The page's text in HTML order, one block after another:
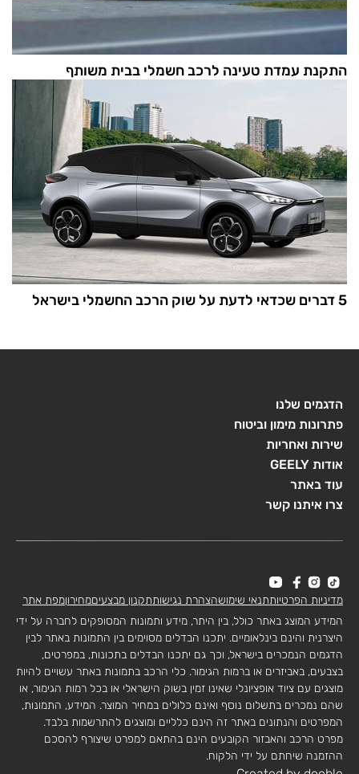
התקנת עמדת טעינה לרכב חשמלי בבית משותף
5 דברים שכדאי לדעת על שוק הרכב החשמלי בישראל
הדגמים שלנו
פתרונות מימון וביטוח
שירות ואחריות
אודות GEELY
עוד באתר
צרו איתנו קשר
מדיניות הפרטיותתנאי שימושהצהרת נגישותתקנון מבצעיםמחירוןמפת אתר
המידע המוצג באתר כולל, בין היתר, מידע ותמונות המסופקים לחברה על ידי
היצרנית והינם בינלאומיים. יתכנו הבדלים מסוימים בין התמונות באתר לבין
הדגמים הנמכרים בישראל, וכך גם יתכנו הבדלים בתכונות, במפרטים,
בצבעים, באביזרים או ברמות הגימור. כלי הרכב בתמונות באתר עשויים להיות
מוצגים עם ציוד אופציונלי שאינו זמין בשוק הישראלי או בכל רמות הגימור, או
שהם נמכרים בתשלום נוסף ואינם כלולים במחיר המוצר. המידע, התמונות,
המפרטים והנתונים באתר זה הינם כלליים ומוצגים להתרשמות בלבד.
מפרט הרכב והאבזור הקובעים הינם בהתאם למפרט שיצורף להסכם
ההזמנה שיחתם על ידי הלקוח.